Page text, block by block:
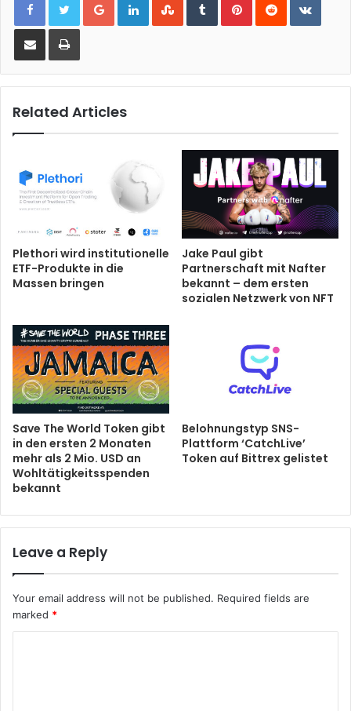
Share via Email Print
Related Articles
Plethori wird institutionelle
ETF-Produkte in die
Massen bringen
Jake Paul gibt
Partnerschaft mit Nafter
bekannt – dem ersten
sozialen Netzwerk von NFT
Save The World Token gibt
in den ersten 2 Monaten
mehr als 2 Mio. USD an
Wohltätigkeitsspenden
bekannt
Belohnungstyp SNS-
Plattform ‘CatchLive’
Token auf Bittrex gelistet
Leave a Reply
Your email address will not be published. Required fields are
marked *